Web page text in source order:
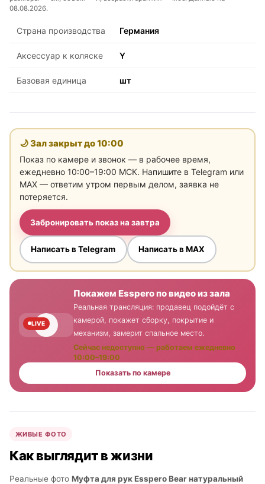
08.08.2026.
Страна производства Германия
Аксессуар к коляске Y
Базовая единица шт
🌙 Зал закрыт до10:00
Показ по камере и звонок — в рабочее время,
ежедневно 10:00–19:00 МСК. Напишите в Telegram или
MAX — ответим утром первым делом, заявка не
потеряется.
Забронировать показ на завтра
Написать в Telegram Написать в MAX
LIVE
Покажем Esspero по видео из зала
Реальная трансляция: продавец подойдёт с
камерой, покажет сборку, покрытие и
механизм, замерит спальное место.
Сейчас недоступно — работаем ежедневно
10:00–19:00
Показать по камере
ЖИВЫЕ ФОТО
Как выглядит в жизни
Реальные фото Муфта для рук Esspero Bear натуральный